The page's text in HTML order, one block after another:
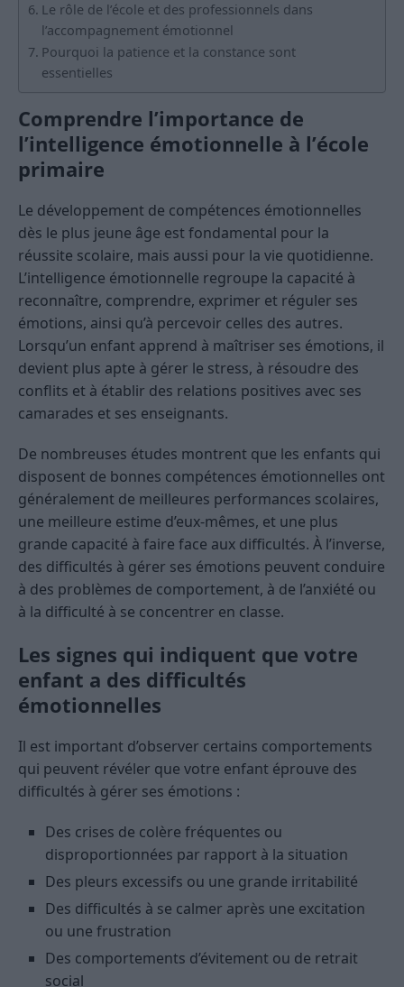
Le rôle de l’école et des professionnels dans
l’accompagnement émotionnel
Pourquoi la patience et la constance sont
essentielles
Comprendre l’importance de
l’intelligence émotionnelle à l’école
primaire
Le développement de compétences émotionnelles
dès le plus jeune âge est fondamental pour la
réussite scolaire, mais aussi pour la vie quotidienne.
L’intelligence émotionnelle regroupe la capacité à
reconnaître, comprendre, exprimer et réguler ses
émotions, ainsi qu’à percevoir celles des autres.
Lorsqu’un enfant apprend à maîtriser ses émotions, il
devient plus apte à gérer le stress, à résoudre des
conflits et à établir des relations positives avec ses
camarades et ses enseignants.
De nombreuses études montrent que les enfants qui
disposent de bonnes compétences émotionnelles ont
généralement de meilleures performances scolaires,
une meilleure estime d’eux-mêmes, et une plus
grande capacité à faire face aux difficultés. À l’inverse,
des difficultés à gérer ses émotions peuvent conduire
à des problèmes de comportement, à de l’anxiété ou
à la difficulté à se concentrer en classe.
Les signes qui indiquent que votre
enfant a des difficultés
émotionnelles
Il est important d’observer certains comportements
qui peuvent révéler que votre enfant éprouve des
difficultés à gérer ses émotions :
Des crises de colère fréquentes ou
disproportionnées par rapport à la situation
Des pleurs excessifs ou une grande irritabilité
Des difficultés à se calmer après une excitation
ou une frustration
Des comportements d’évitement ou de retrait
social